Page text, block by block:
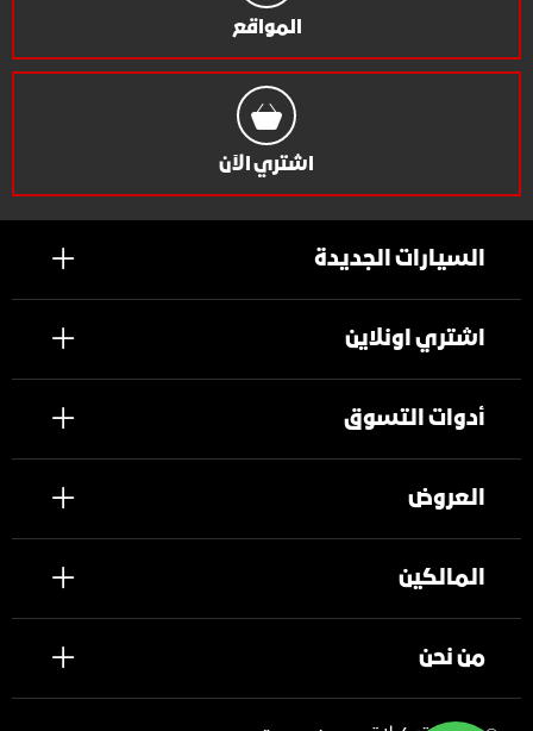
المواقع
اشتري الآن
السيارات الجديدة
اشتري اونلاين
أدوات التسوق
العروض
المالكين
من نحن